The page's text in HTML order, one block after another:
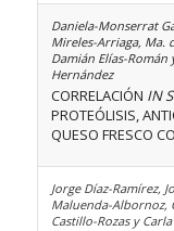
Daniela-Monserrat
Mireles-Arriaga, Ma.
Damián Elías-
Hernández
CORRELACIÓN IN
PROTEÓLISIS,
QUESO FRESCO
Jorge Díaz-Ramírez,
Maluenda-Albornoz,
Castillo-Rozas y